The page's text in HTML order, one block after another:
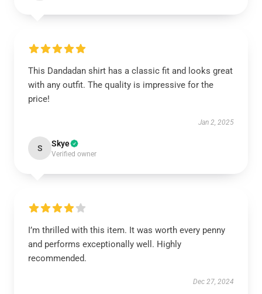
This Dandadan shirt has a classic fit and looks great
with any outfit. The quality is impressive for the
price!
Jan 2, 2025
S Skye
Verified owner
I’m thrilled with this item. It was worth every penny
and performs exceptionally well. Highly
recommended.
Dec 27, 2024